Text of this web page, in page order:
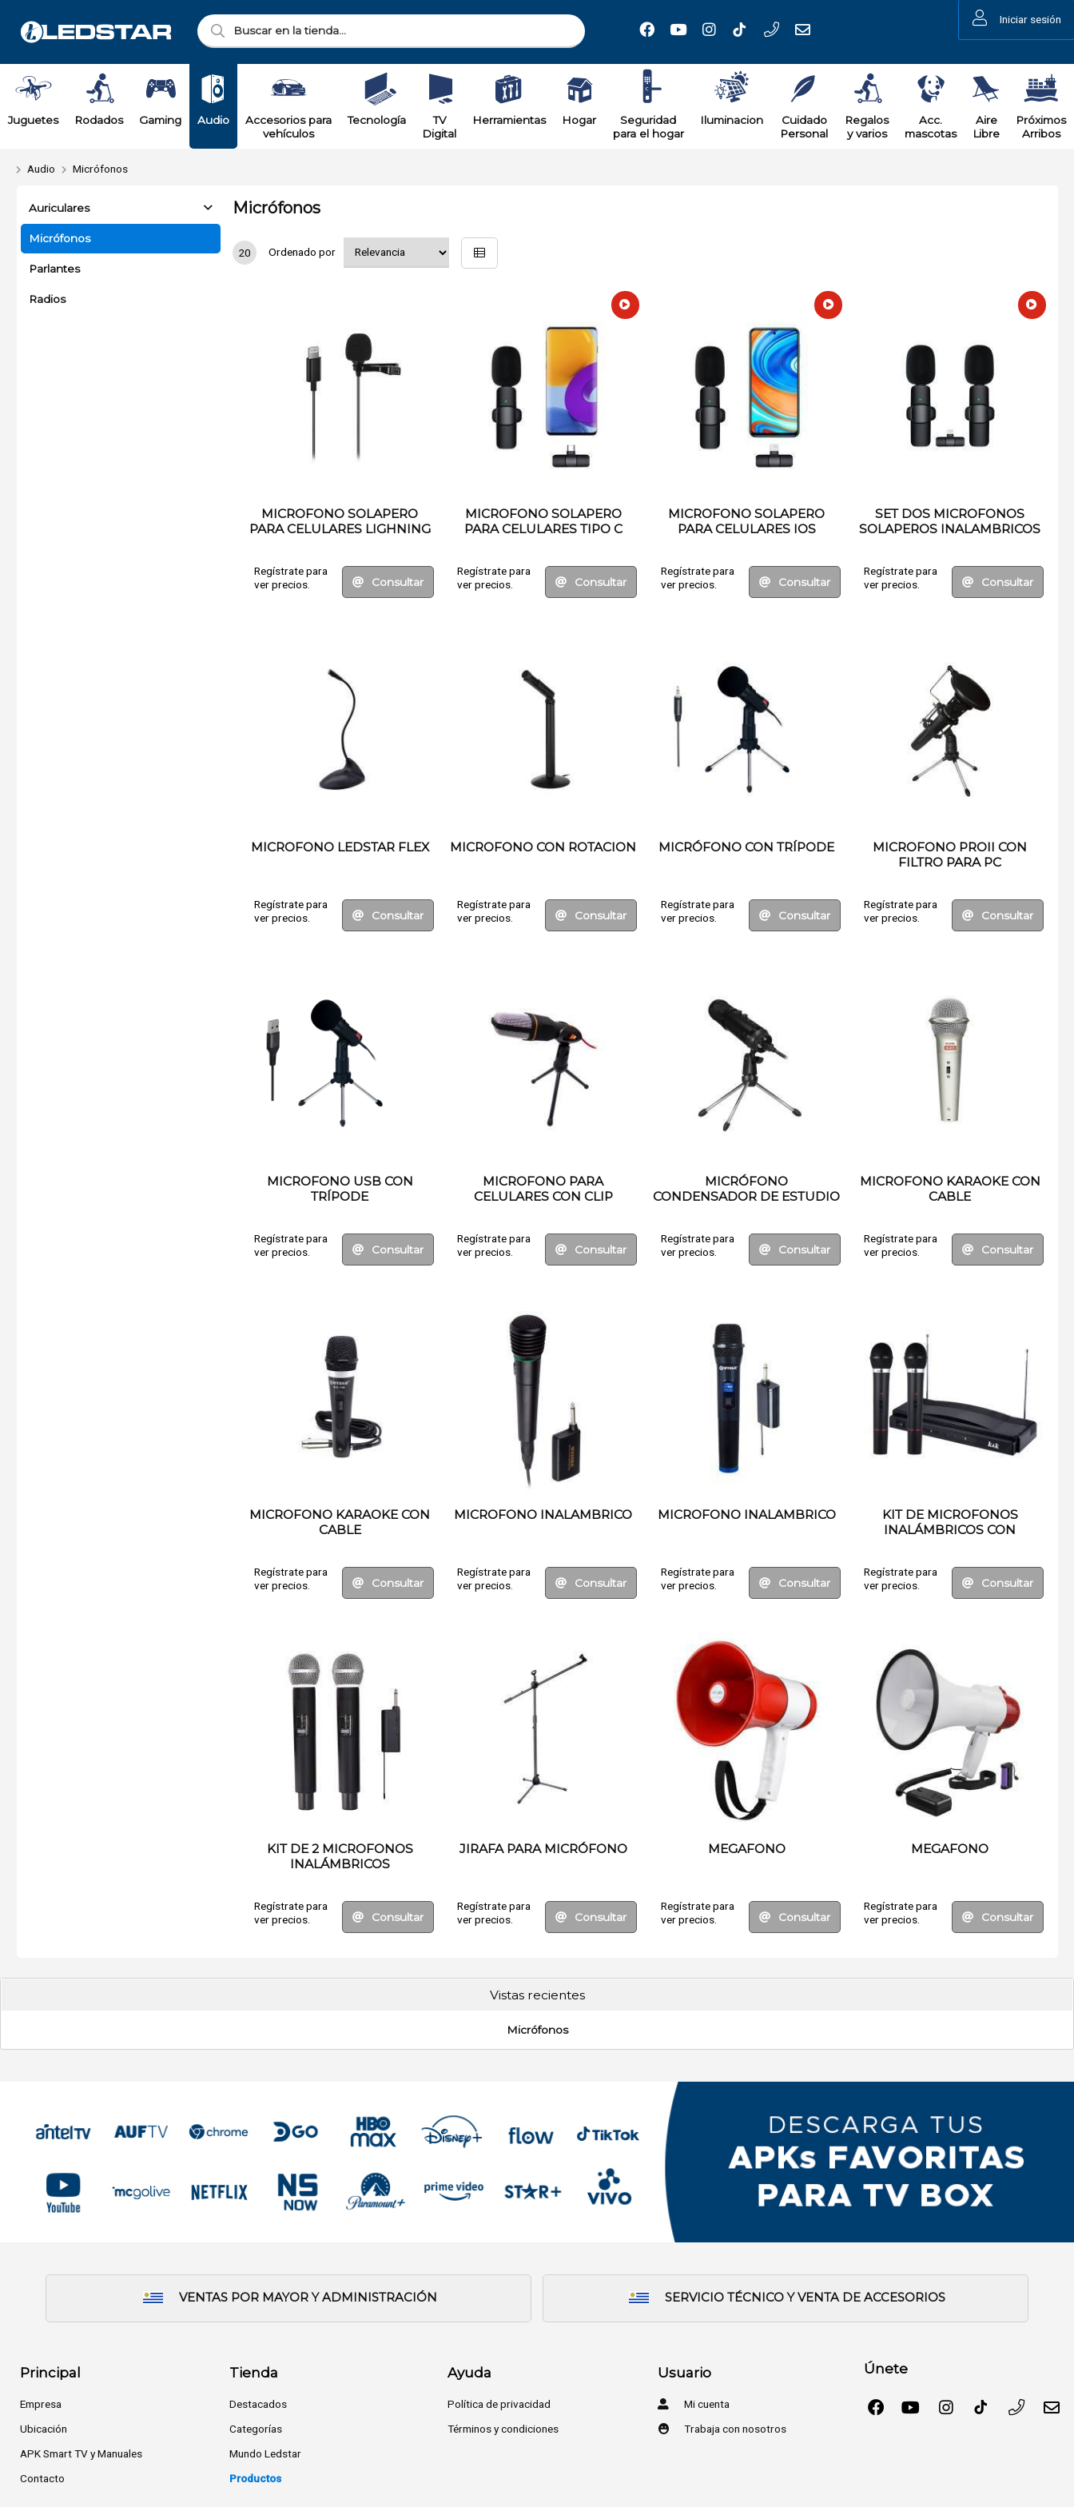
Iniciar sesión
Juguetes Rodados Gaming Audio
Accesorios para
vehículos
Tecnología
TV
Digital
Herramientas Hogar
Seguridad
para el hogar
Iluminacion
Cuidado
Personal
Regalos
y varios
Acc.
mascotas
Aire
Libre
Próximos
Arribos
Audio Micrófonos
Auriculares
Micrófonos
Parlantes
Radios
Micrófonos
20 Ordenado por
MICROFONO SOLAPERO
PARA CELULARES LIGHNING
Regístrate para
ver precios.
Consultar
MICROFONO SOLAPERO
PARA CELULARES TIPO C
Regístrate para
ver precios.
Consultar
MICROFONO SOLAPERO
PARA CELULARES IOS
Regístrate para
ver precios.
Consultar
SET DOS MICROFONOS
SOLAPEROS INALAMBRICOS
Regístrate para
ver precios.
Consultar
MICROFONO LEDSTAR FLEX
Regístrate para
ver precios.
Consultar
MICROFONO CON ROTACION
Regístrate para
ver precios.
Consultar
MICRÓFONO CON TRÍPODE
Regístrate para
ver precios.
Consultar
MICROFONO PROII CON
FILTRO PARA PC
Regístrate para
ver precios.
Consultar
MICROFONO USB CON
TRÍPODE
Regístrate para
ver precios.
Consultar
MICROFONO PARA
CELULARES CON CLIP
Regístrate para
ver precios.
Consultar
MICRÓFONO
CONDENSADOR DE ESTUDIO
Regístrate para
ver precios.
Consultar
MICROFONO KARAOKE CON
CABLE
Regístrate para
ver precios.
Consultar
MICROFONO KARAOKE CON
CABLE
Regístrate para
ver precios.
Consultar
MICROFONO INALAMBRICO
Regístrate para
ver precios.
Consultar
MICROFONO INALAMBRICO
Regístrate para
ver precios.
Consultar
KIT DE MICROFONOS
INALÁMBRICOS CON
Regístrate para
ver precios.
Consultar
KIT DE 2 MICROFONOS
INALÁMBRICOS
Regístrate para
ver precios.
Consultar
JIRAFA PARA MICRÓFONO
Regístrate para
ver precios.
Consultar
MEGAFONO
Regístrate para
ver precios.
Consultar
MEGAFONO
Regístrate para
ver precios.
Consultar
Vistas recientes
Micrófonos
VENTAS POR MAYOR Y ADMINISTRACIÓN SERVICIO TÉCNICO Y VENTA DE ACCESORIOS
Principal
Empresa
Ubicación
APK Smart TV y Manuales
Contacto
Tienda
Destacados
Categorías
Mundo Ledstar
Productos
Ayuda
Política de privacidad
Términos y condiciones
Usuario
Mi cuenta
Trabaja con nosotros
Únete